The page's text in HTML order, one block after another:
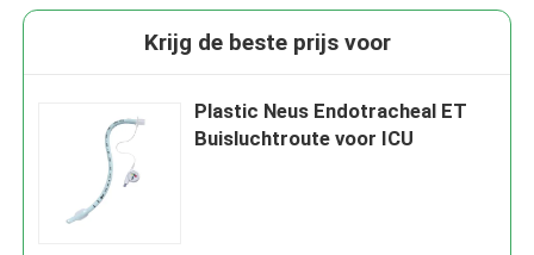
Krijg de beste prijs voor
Plastic Neus Endotracheal ET
Buisluchtroute voor ICU